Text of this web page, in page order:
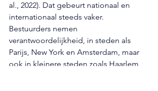
al., 2022). Dat gebeurt nationaal en
internationaal steeds vaker.
Bestuurders nemen
verantwoordelijkheid, in steden als
Parijs, New York en Amsterdam, maar
ook in kleinere steden zoals Haarlem